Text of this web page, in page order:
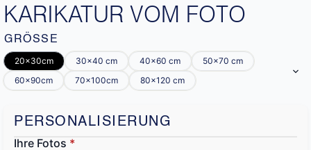
KARIKATUR VOM FOTO
GRÖSSE
20x30cm 30x40 cm 40x60 cm
50x70 cm
60x90cm
70x100cm 80x120 cm
PERSONALISIERUNG
Ihre Fotos *